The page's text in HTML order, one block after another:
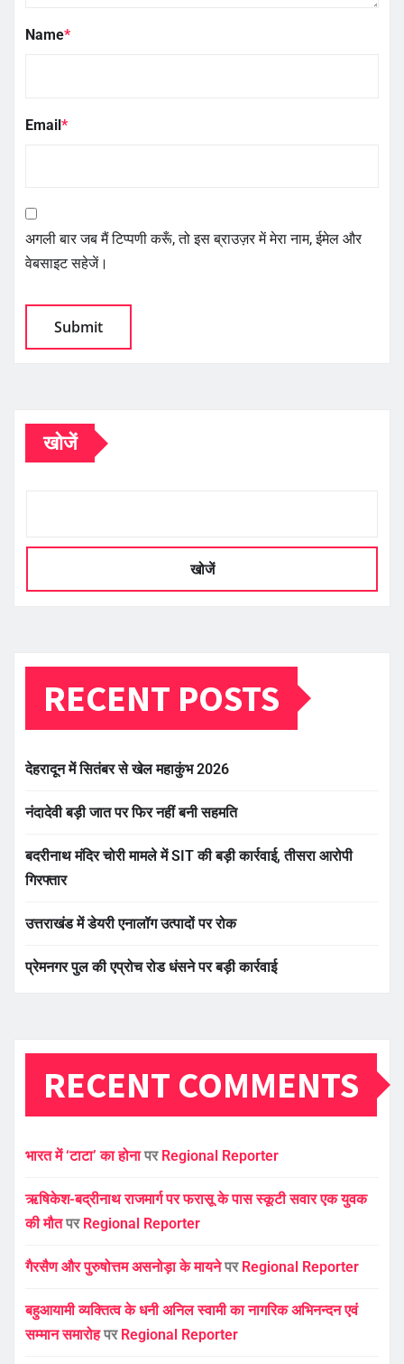
Name*
Email*
अगली बार जब मैं टिप्पणी करूँ, तो इस ब्राउज़र में मेरा नाम, ईमेल और
वेबसाइट सहेजें।
खोजें
खोजें
RECENT POSTS
देहरादून में सितंबर से खेल महाकुंभ 2026
नंदादेवी बड़ी जात पर फिर नहीं बनी सहमति
बदरीनाथ मंदिर चोरी मामले में SIT की बड़ी कार्रवाई, तीसरा आरोपी
गिरफ्तार
उत्तराखंड में डेयरी एनालॉग उत्पादों पर रोक
प्रेमनगर पुल की एप्रोच रोड धंसने पर बड़ी कार्रवाई
RECENT COMMENTS
भारत में ‘टाटा’ का होनापर Regional Reporter
ऋषिकेश-बद्रीनाथ राजमार्ग पर फरासू के पास स्कूटी सवार एक युवक
की मौतपर Regional Reporter
गैरसैण और पुरुषोत्तम असनोड़ा के मायनेपर Regional Reporter
बहुआयामी व्यक्तित्व के धनी अनिल स्वामी का नागरिक अभिनन्दन एवं
सम्मान समारोहपर Regional Reporter